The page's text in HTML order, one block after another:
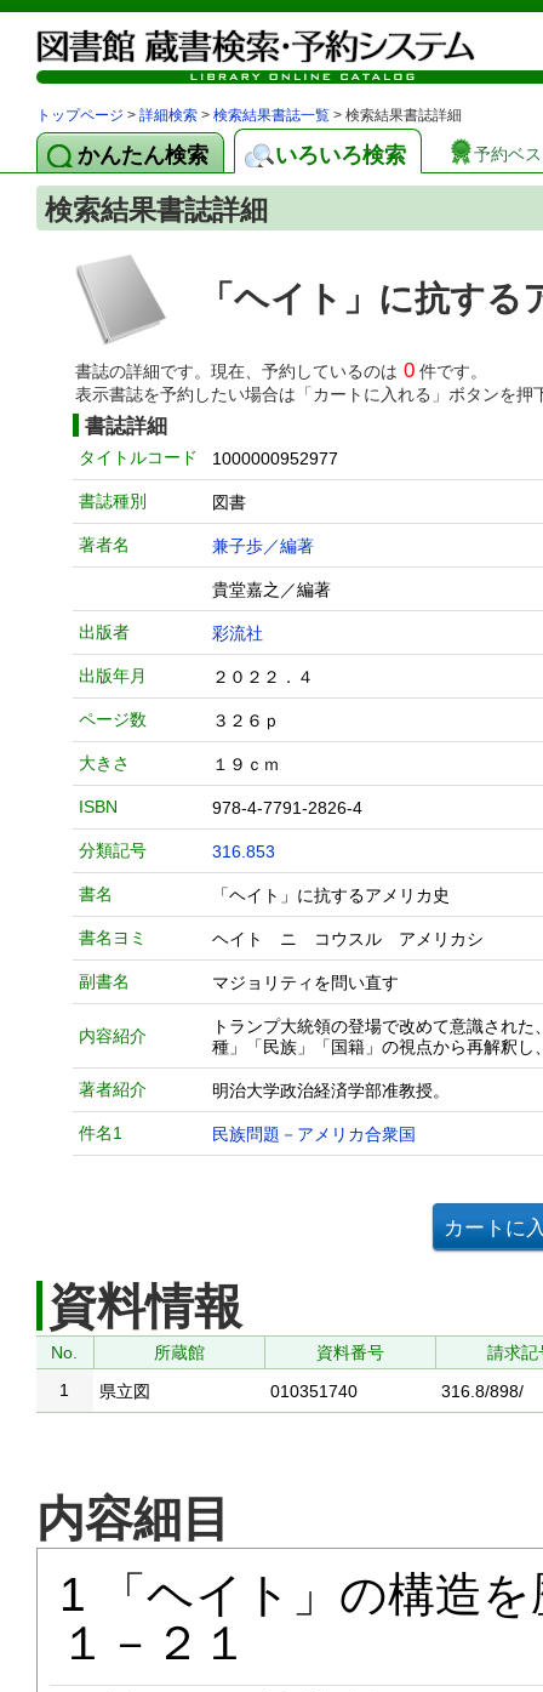
トップページ > 詳細検索 > 検索結果書誌一覧 > 検索結果書誌詳細
かんたん検索 いろいろ検索 予約ベ
検索結果書誌詳細
「ヘイト」に抗する
書誌の詳細です。現在、予約しているのは 0 件です。
表示書誌を予約したい場合は「カートに入れる」ボタンを押
書誌詳細
タイトルコード 1000000952977
書誌種別 図書
著者名 兼子歩／編著
貴堂嘉之／編著
出版者 彩流社
出版年月 ２０２２．４
ページ数 ３２６ｐ
大きさ １９ｃｍ
ISBN 978-4-7791-2826-4
分類記号 316.853
書名 「ヘイト」に抗するアメリカ史
書名ヨミ ヘイト ニ コウスル アメリカシ
副書名 マジョリティを問い直す
内容紹介
トランプ大統領の登場で改めて意識され
種」「民族」「国籍」の視点から再解釈
著者紹介 明治大学政治経済学部准教授。
件名1 民族問題－アメリカ合衆国
資料情報
No. 所蔵館 資料番号
請求記
1
県立図 010351740 316.8/898/
内容細目
1 「ヘイト」の構造
１－２１